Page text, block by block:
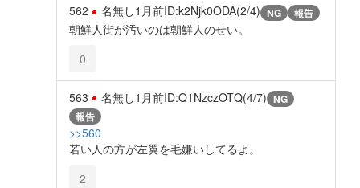
562 名無し1月前ID:k2Njk0ODA(2/4) NG 報告
朝鮮人街が汚いのは朝鮮人のせい。
0
563 名無し1月前ID:Q1NzczOTQ(4/7) NG
報告
>>560
若い人の方が左翼を毛嫌いしてるよ。
2